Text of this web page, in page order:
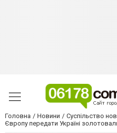
Головна Новини Суспільство
Європу передати Україні